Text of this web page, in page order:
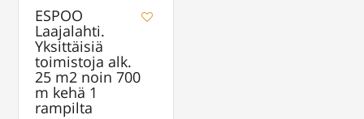
ESPOO
Laajalahti.
Yksittäisiä
toimistoja alk.
25 m2 noin 700
m kehä 1
rampilta